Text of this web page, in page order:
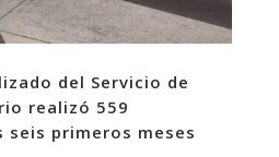
del Servicio de
realizó 559
seis primeros meses